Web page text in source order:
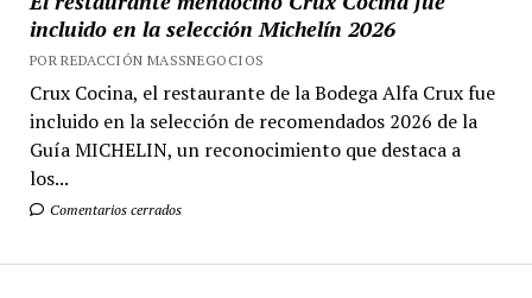
incluido en la selección Michelín 2026
POR REDACCIÓN MASSNEGOCIOS
Crux Cocina, el restaurante de la Bodega Alfa Crux fue
incluido en la selección de recomendados 2026 de la
Guía MICHELIN, un reconocimiento que destaca a
los...
Comentarios cerrados